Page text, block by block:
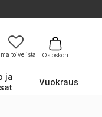
toivelista Ostoskori
ja
Vuokraus